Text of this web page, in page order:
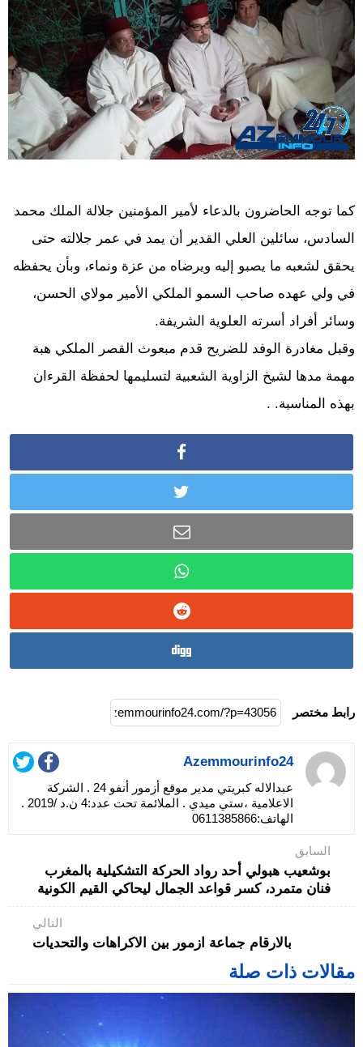
كما توجه الحاضرون بالدعاء لأمير المؤمنين جلالة الملك محمد
السادس، سائلين العلي القدير أن يمد في عمر جلالته حتى
يحقق لشعبه ما يصبو إليه ويرضاه من عزة ونماء، وبأن يحفظه
في ولي عهده صاحب السمو الملكي الأمير مولاي الحسن،
وسائر أفراد أسرته العلوية الشريفة.
وقبل مغادرة الوفد للضريح قدم مبعوث القصر الملكي هبة
مهمة مدها لشيخ الزاوية الشعبية لتسليمها لحفظة القرءان
بهذه المناسبة. .
رابط مختصر
Azemmourinfo24
عبدالاله كبريتي مدير موقع أزمور أنفو 24 . الشركة
الاعلامية ،ستي ميدي . الملائمة تحت عدد:4 ن.د /2019 .
الهاتف:0611385866
السابق
بوشعيب هبولي أحد رواد الحركة التشكيلية بالمغرب
فنان متمرد، كسر قواعد الجمال ليحاكي القيم الكونية
التالي
بالارقام جماعة ازمور بين الاكراهات والتحديات
مقالات ذات صلة